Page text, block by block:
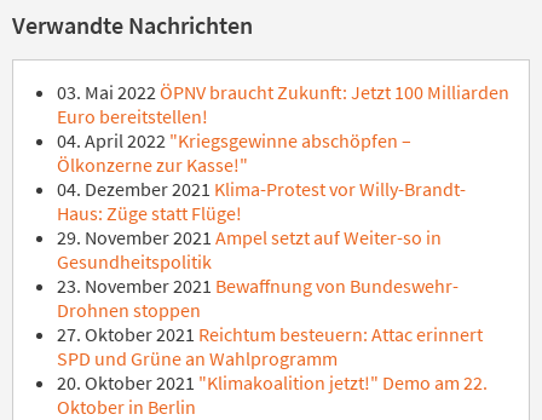
Verwandte Nachrichten
03. Mai 2022 ÖPNV braucht Zukunft: Jetzt 100 Milliarden
Euro bereitstellen!
04. April 2022 "Kriegsgewinne abschöpfen –
Ölkonzerne zur Kasse!"
04. Dezember 2021 Klima-Protest vor Willy-Brandt-
Haus: Züge statt Flüge!
29. November 2021 Ampel setzt auf Weiter-so in
Gesundheitspolitik
23. November 2021 Bewaffnung von Bundeswehr-
Drohnen stoppen
27. Oktober 2021 Reichtum besteuern: Attac erinnert
SPD und Grüne an Wahlprogramm
20. Oktober 2021 "Klimakoalition jetzt!" Demo am 22.
Oktober in Berlin